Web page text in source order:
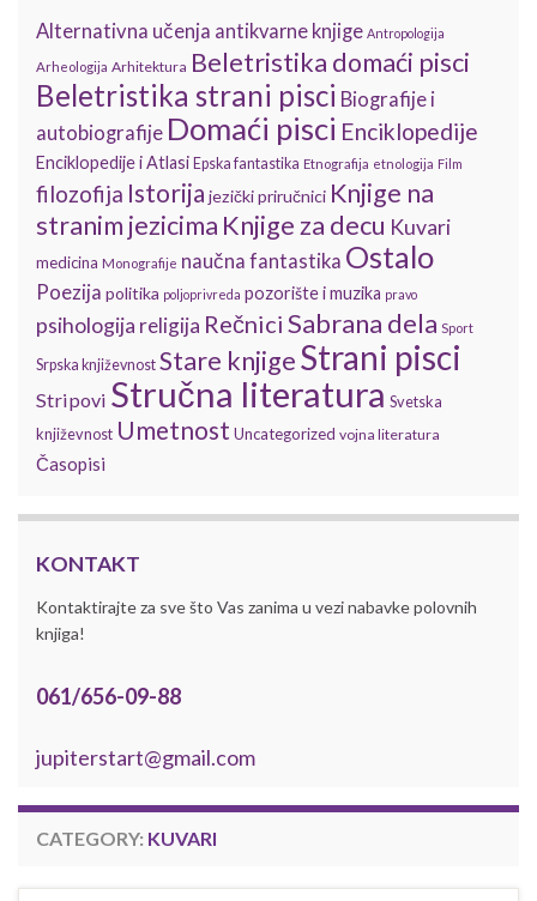
Alternativna učenja antikvarne knjige Antropologija
Arheologija Arhitektura Beletristika domaći pisci
Beletristika strani pisci Biografije i
autobiografije Domaći pisci Enciklopedije
Enciklopedije i Atlasi Epska fantastika Etnografija etnologija Film
filozofija Istorija jezički priručnici Knjige na
stranim jezicima Knjige za decu Kuvari
medicina Monografije naučna fantastika Ostalo
Poezija politika poljoprivreda pozorište i muzika pravo
psihologija religija Rečnici Sabrana dela Sport
Srpska književnost Stare knjigeStrani pisci
Stripovi Stručna literatura Svetska
književnost Umetnost Uncategorized vojna literatura
Časopisi
KONTAKT
Kontaktirajte za sve što Vas zanima u vezi nabavke polovnih
knjiga!
061/656-09-88
jupiterstart@gmail.com
CATEGORY: KUVARI